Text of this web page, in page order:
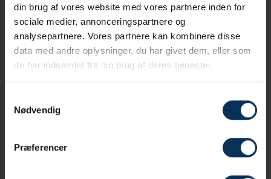
din brug af vores website med vores partnere inden for
sociale medier, annonceringspartnere og
analysepartnere. Vores partnere kan kombinere disse
data med andre oplysninger, du har givet dem, eller som
de har indsamlet fra din brug af deres tjenester.
Nødvendig
Præferencer
Enkeltværelse med udsigt